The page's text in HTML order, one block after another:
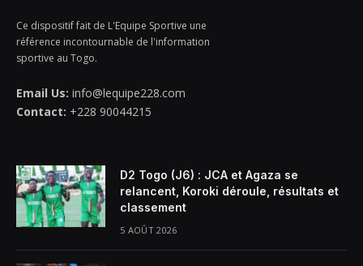
Ce dispositif fait de L'Equipe Sportive une
référence incontournable de l'information
sportive au Togo.
Email Us: info@lequipe228.com
Contact: +228 90044215
D2 Togo (J6) : JCA et Agaza se
relancent, Koroki déroule, résultats et
classement
5 AOÛT 2026